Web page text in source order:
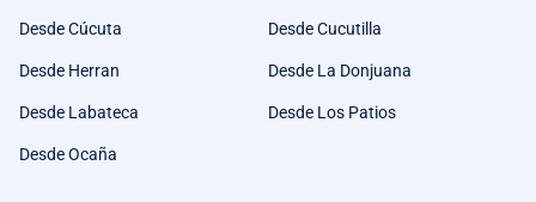
Desde Cúcuta Desde Cucutilla
Desde Herran Desde La Donjuana
Desde Labateca Desde Los Patios
Desde Ocaña